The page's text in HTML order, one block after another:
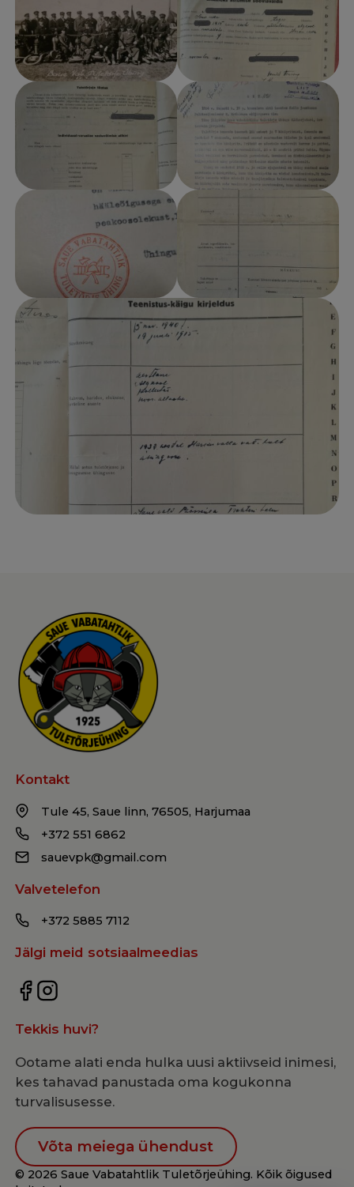
Kontakt
Tule 45, Saue linn, 76505, Harjumaa
+372 551 6862
sauevpk@gmail.com
Valvetelefon
+372 5885 7112
Jälgi meid sotsiaalmeedias
Tekkis huvi?
Ootame alati enda hulka uusi aktiivseid inimesi,
kes tahavad panustada oma kogukonna
turvalisusesse.
Võta meiega ühendust
© 2026 Saue Vabatahtlik Tuletõrjeühing. Kõik õigused